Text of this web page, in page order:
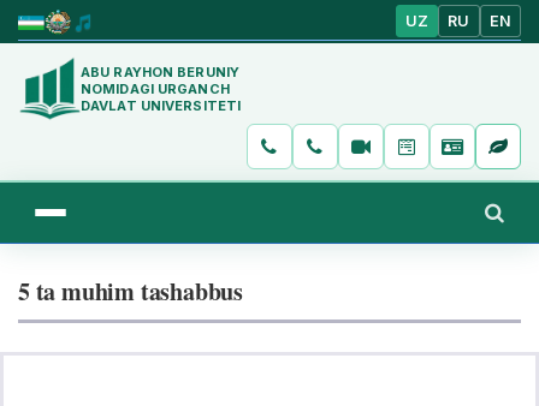
UZ RU EN
ABU RAYHON BERUNIY
NOMIDAGI URGANCH
DAVLAT UNIVERSITETI
5 ta muhim tashabbus